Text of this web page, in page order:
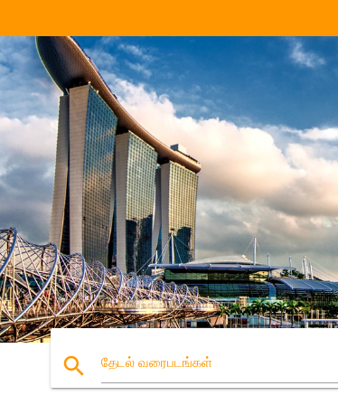
search தேடல் வரைபடங்கள்